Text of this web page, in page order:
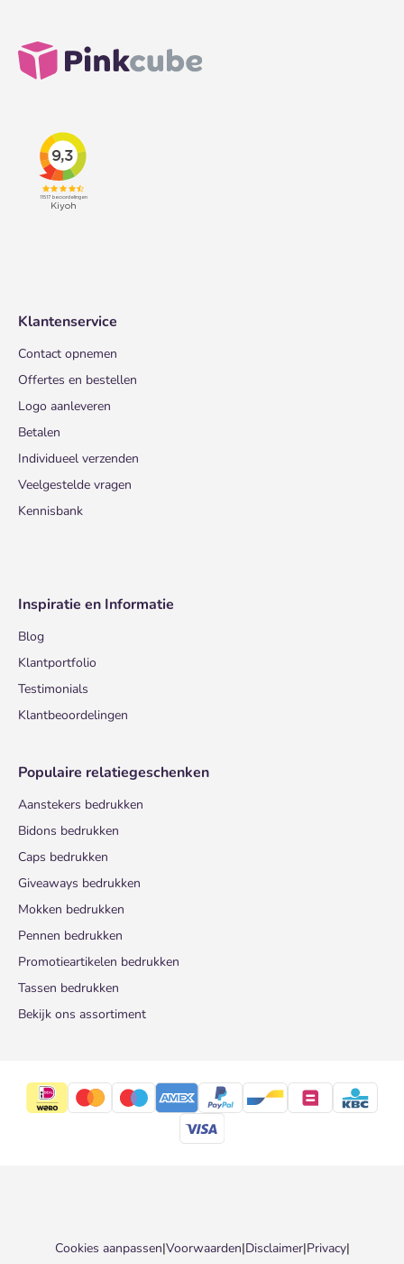
Klantenservice
Contact opnemen
Offertes en bestellen
Logo aanleveren
Betalen
Individueel verzenden
Veelgestelde vragen
Kennisbank
Inspiratie en Informatie
Blog
Klantportfolio
Testimonials
Klantbeoordelingen
Populaire relatiegeschenken
Aanstekers bedrukken
Bidons bedrukken
Caps bedrukken
Giveaways bedrukken
Mokken bedrukken
Pennen bedrukken
Promotieartikelen bedrukken
Tassen bedrukken
Bekijk ons assortiment
Cookies aanpassen|Voorwaarden|Disclaimer|Privacy|